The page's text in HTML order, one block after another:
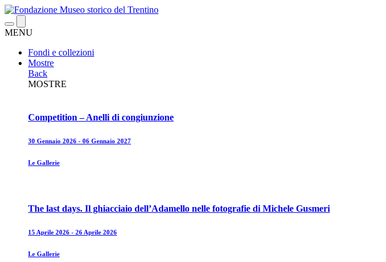
MENU
Fondi e collezioni
Mostre
Back
MOSTRE
Competition – Anelli di congiunzione
30 Gennaio 2026 - 06 Gennaio 2027
Le Gallerie
The last days. Il ghiacciaio dell’Adamello nelle fotografie di Michele Gusmeri
15 Aprile 2026 - 26 Aprile 2026
Le Gallerie